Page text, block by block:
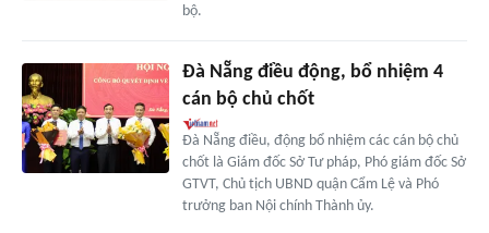
bộ.
Đà Nẵng điều động, bổ nhiệm 4
cán bộ chủ chốt
Đà Nẵng điều, động bổ nhiệm các cán bộ chủ
chốt là Giám đốc Sở Tư pháp, Phó giám đốc Sở
GTVT, Chủ tịch UBND quận Cẩm Lệ và Phó
trưởng ban Nội chính Thành ủy.